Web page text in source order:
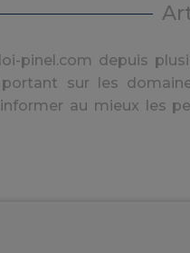
pinel.com depuis
sur les
au mieux les